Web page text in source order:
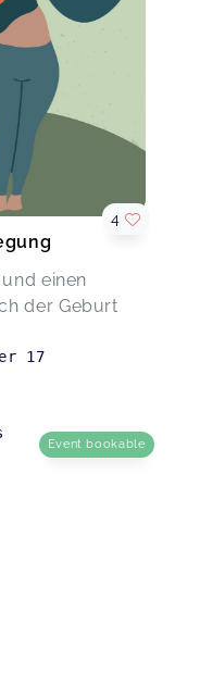
einen
der Geburt
4
17
Event bookable